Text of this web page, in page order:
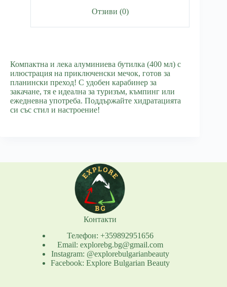
Отзиви (0)
Компактна и лека алуминиева бутилка (400 мл) с
илюстрация на приключенски мечок, готов за
планински преход! С удобен карабинер за
закачане, тя е идеална за туризъм, къмпинг или
ежедневна употреба. Поддържайте хидратацията
си със стил и настроение!
Контакти
Телефон: +359892951656
Email: explorebg.bg@gmail.com
Instagram: @explorebulgarianbeauty
Facebook: Explore Bulgarian Beauty